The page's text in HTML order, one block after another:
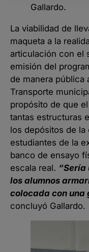
Gallardo.
La viabilidad de
maqueta a la
articulación con el
emisión del
de manera pública
Transporte
propósito de que
tantas estructuras
los depósitos de la
estudiantes de la
banco de ensayo
escala real.
los alumnos
colocada con una
concluyó Gallardo.